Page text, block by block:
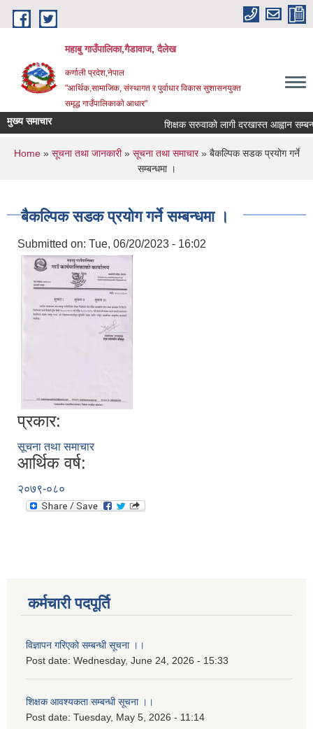
Skip to main content
महाबु गाउँपालिका,गैडावाज, दैलेख
कर्णाली प्रदेश,नेपाल
"आर्थिक,सामाजिक, संस्थागत र पुर्वाधार विकास सुशासनयुक्त
समृद्ध गाउँपालिकाकाे आधार"
मुख्य समाचार शिक्षक सरुवाको लागी दरखास्त आह्वान
You are here
Home» सूचना तथा जानकारी» सूचना तथा समाचार» बैकल्पिक सडक प्रयोग गर्ने
सम्बन्धमा ।
बैकल्पिक सडक प्रयोग गर्ने सम्बन्धमा ।
Submitted on: Tue, 06/20/2023 - 16:02
प्रकार:
सूचना तथा समाचार
आर्थिक वर्ष:
२०७९-०८०
कर्मचारी पदपूर्ति
विज्ञापन गरिएको सम्बन्धी सूचना ।।
Post date: Wednesday, June 24, 2026 - 15:33
शिक्षक आवश्यकता सम्बन्धी सूचना ।।
Post date: Tuesday, May 5, 2026 - 11:14